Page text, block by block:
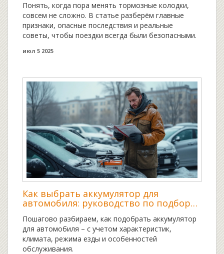
Понять, когда пора менять тормозные колодки,
совсем не сложно. В статье разберём главные
признаки, опасные последствия и реальные
советы, чтобы поездки всегда были безопасными.
июл 5 2025
Как выбрать аккумулятор для
автомобиля: руководство по подбору
и эксплуатации
Пошагово разбираем, как подобрать аккумулятор
для автомобиля – с учетом характеристик,
климата, режима езды и особенностей
обслуживания.